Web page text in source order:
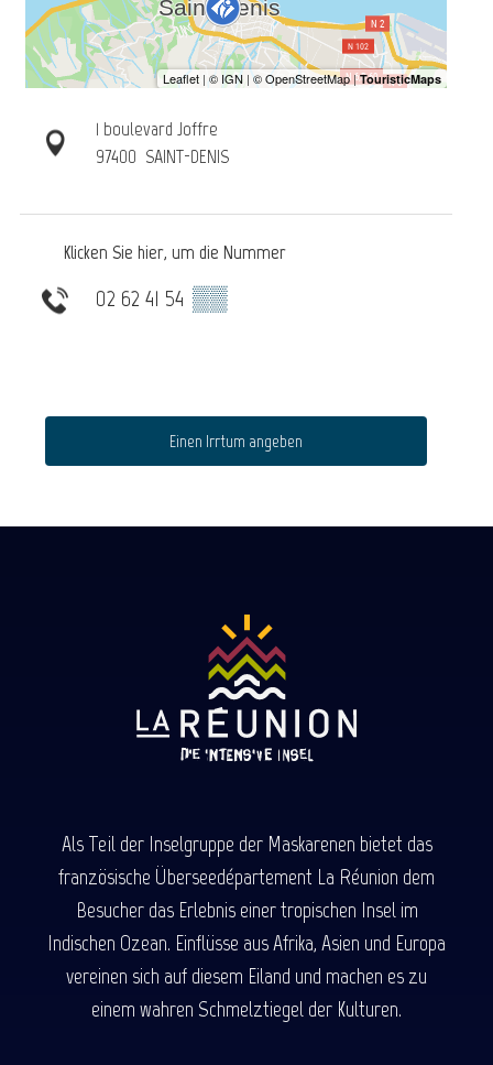
1 boulevard Joffre
97400 SAINT-DENIS
Klicken Sie hier, um die Nummer
02 62 41 54 ▒▒
Einen Irrtum angeben
Als Teil der Inselgruppe der Maskarenen bietet das
französische Überseedépartement La Réunion dem
Besucher das Erlebnis einer tropischen Insel im
Indischen Ozean. Einflüsse aus Afrika, Asien und Europa
vereinen sich auf diesem Eiland und machen es zu
einem wahren Schmelztiegel der Kulturen.